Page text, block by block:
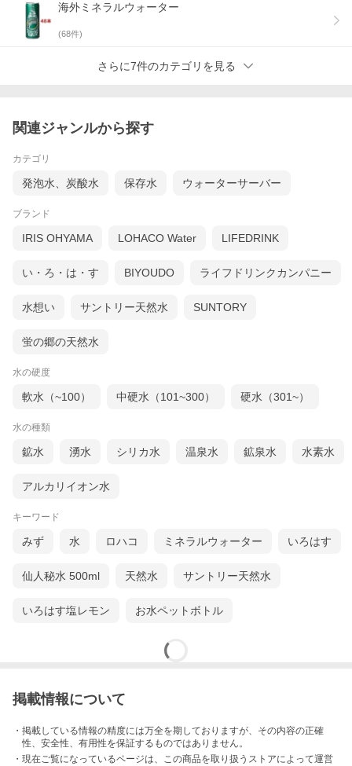
海外ミネラルウォーター
(68件)
さらに7件のカテゴリを見る
関連ジャンルから探す
カテゴリ
発泡水、炭酸水 保存水 ウォーターサーバー
ブランド
IRIS OHYAMA LOHACO Water LIFEDRINK
い・ろ・は・す BIYOUDO ライフドリンクカンパニー
水想い サントリー天然水 SUNTORY
蛍の郷の天然水
水の硬度
軟水（~100） 中硬水（101~300） 硬水（301~）
水の種類
鉱水 湧水 シリカ水 温泉水 鉱泉水 水素水
アルカリイオン水
キーワード
みず 水 ロハコ ミネラルウォーター いろはす
仙人秘水 500ml 天然水 サントリー天然水
いろはす塩レモン お水ペットボトル
掲載情報について
・掲載している情報の精度には万全を期しておりますが、その内容の正確
性、安全性、有用性を保証するものではありません。
・現在ご覧になっているページは、この商品を取り扱うストアによって運営